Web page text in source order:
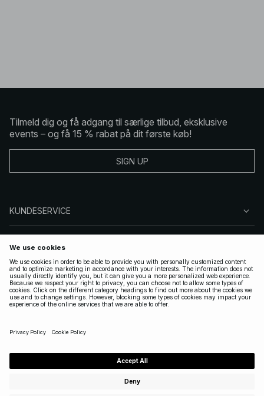
Tilmeld dig og få adgang til særlige tilbud, eksklusive
events – og få 15 % rabat på dit første køb!
SIGN UP
KUNDESERVICE
FØLG OS
GYLDIGE